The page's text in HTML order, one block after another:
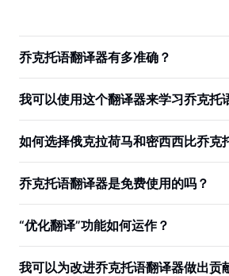
乔克托语翻译器有多准确？
我可以使用这个翻译器来学习乔克托
如何选择俄克拉荷马和密西西比乔克
乔克托语翻译器是免费使用的吗？
“优化翻译”功能如何运作？
我可以为改进乔克托语翻译器做出贡